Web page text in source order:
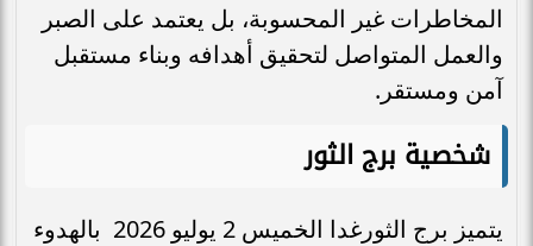
المخاطرات غير المحسوبة، بل يعتمد على الصبر
والعمل المتواصل لتحقيق أهدافه وبناء مستقبل
آمن ومستقر.
شخصية برج الثور
يتميز برج الثورغدا الخميس 2 يوليو 2026 بالهدوء